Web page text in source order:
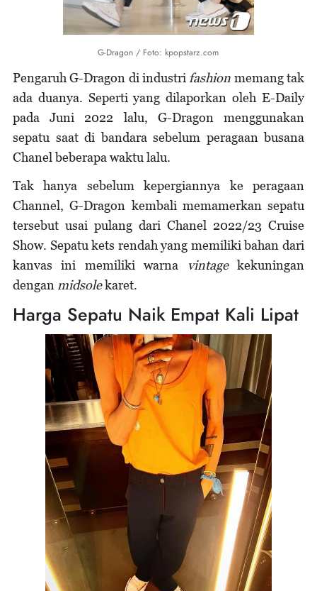
G-Dragon / Foto: kpopstarz.com
Pengaruh G-Dragon di industri fashion memang tak
ada duanya. Seperti yang dilaporkan oleh E-Daily
pada Juni 2022 lalu, G-Dragon menggunakan
sepatu saat di bandara sebelum peragaan busana
Chanel beberapa waktu lalu.
Tak hanya sebelum kepergiannya ke peragaan
Channel, G-Dragon kembali memamerkan sepatu
tersebut usai pulang dari Chanel 2022/23 Cruise
Show. Sepatu kets rendah yang memiliki bahan dari
kanvas ini memiliki warna
vintagekekuningan
dengan midsolekaret.
Harga Sepatu Naik Empat Kali Lipat